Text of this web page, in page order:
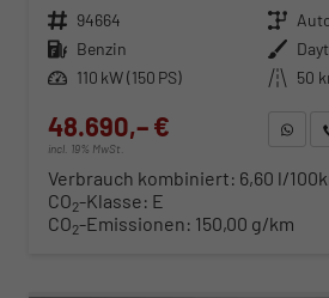
Fahrzeugnr. 94664 Getriebe
Kraftstoff Benzin Außenfarbe
Leistung 110 kW (150 PS) Kilometerstand 50
48.690,– €
incl. 19% MwSt.
Verbrauch kombiniert: 6,60 l/
CO2-Klasse: E
CO2-Emissionen: 150,00 g/km